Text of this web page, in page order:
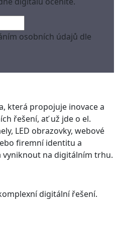
osobních údajů dle
která propojuje inovace a
řešení, ať už jde o el.
LED obrazovky, webové
firemní identitu a
na digitálním trhu.
digitální řešení.